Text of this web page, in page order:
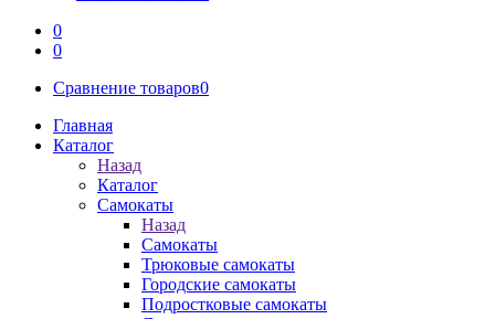
0
0
Сравнение товаров0
Главная
Каталог
Назад
Каталог
Самокаты
Назад
Самокаты
Трюковые самокаты
Городские самокаты
Подростковые самокаты